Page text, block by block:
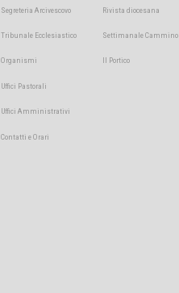
Segreteria Arcivescovo
Tribunale Ecclesiastico
Organismi
Uffici Pastorali
Uffici Amministrativi
Contatti e Orari
Rivista diocesana
Settimanale Cammino
Il Portico